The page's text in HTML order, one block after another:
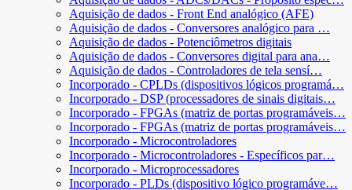
Aquisição de dados - Front End analógico (AFE)
Aquisição de dados - Conversores analógico para …
Aquisição de dados - Potenciômetros digitais
Aquisição de dados - Conversores digital para ana…
Aquisição de dados - Controladores de tela sensí…
Incorporado - CPLDs (dispositivos lógicos programá…
Incorporado - DSP (processadores de sinais digitais…
Incorporado - FPGAs (matriz de portas programáveis…
Incorporado - FPGAs (matriz de portas programáveis…
Incorporado - Microcontroladores
Incorporado - Microcontroladores - Específicos par…
Incorporado - Microprocessadores
Incorporado - PLDs (dispositivo lógico programáve…